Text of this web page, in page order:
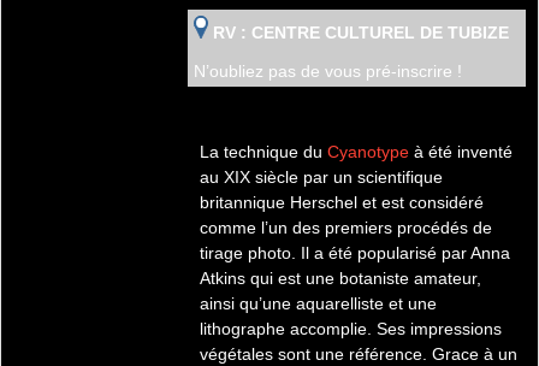
RV : CENTRE CULTUREL DE TUBIZE
N’oubliez pas de vous pré-inscrire !
La technique du Cyanotype à été inventé
au XIX siècle par un scientifique
britannique Herschel et est considéré
comme l’un des premiers procédés de
tirage photo. Il a été popularisé par Anna
Atkins qui est une botaniste amateur,
ainsi qu’une aquarelliste et une
lithographe accomplie. Ses impressions
végétales sont une référence. Grace à un